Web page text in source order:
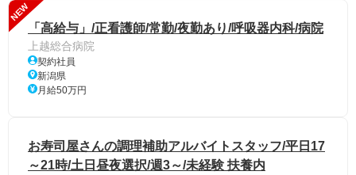
NEW
「高給与」/正看護師/常勤/夜勤あり/呼吸器内科/病院
上越総合病院
契約社員
新潟県
月給50万円
お寿司屋さんの調理補助アルバイトスタッフ/平日17
～21時/土日昼夜選択/週3～/未経験 扶養内